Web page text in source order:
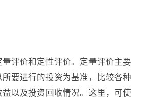
评价和定性评价。定量评价主要
要进行的投资为基准，比较各种
以及投资回收情况。这里，可使